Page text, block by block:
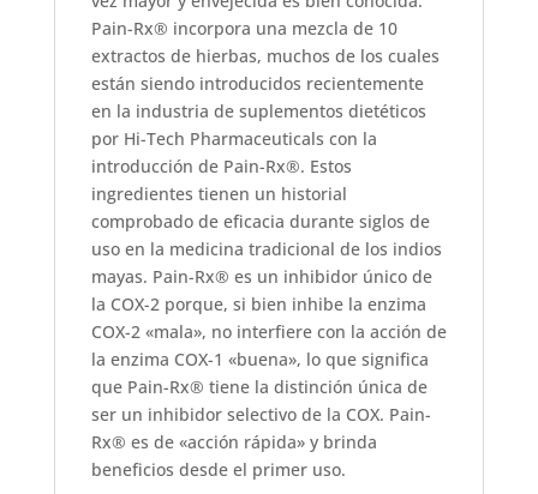
Pain-Rx® incorpora una mezcla de 10
extractos de hierbas, muchos de los cuales
están siendo introducidos recientemente
en la industria de suplementos dietéticos
por Hi-Tech Pharmaceuticals con la
introducción de Pain-Rx®. Estos
ingredientes tienen un historial
comprobado de eficacia durante siglos de
uso en la medicina tradicional de los indios
mayas. Pain-Rx® es un inhibidor único de
la COX-2 porque, si bien inhibe la enzima
COX-2 «mala», no interfiere con la acción de
la enzima COX-1 «buena», lo que significa
que Pain-Rx® tiene la distinción única de
ser un inhibidor selectivo de la COX. Pain-
Rx® es de «acción rápida» y brinda
beneficios desde el primer uso.